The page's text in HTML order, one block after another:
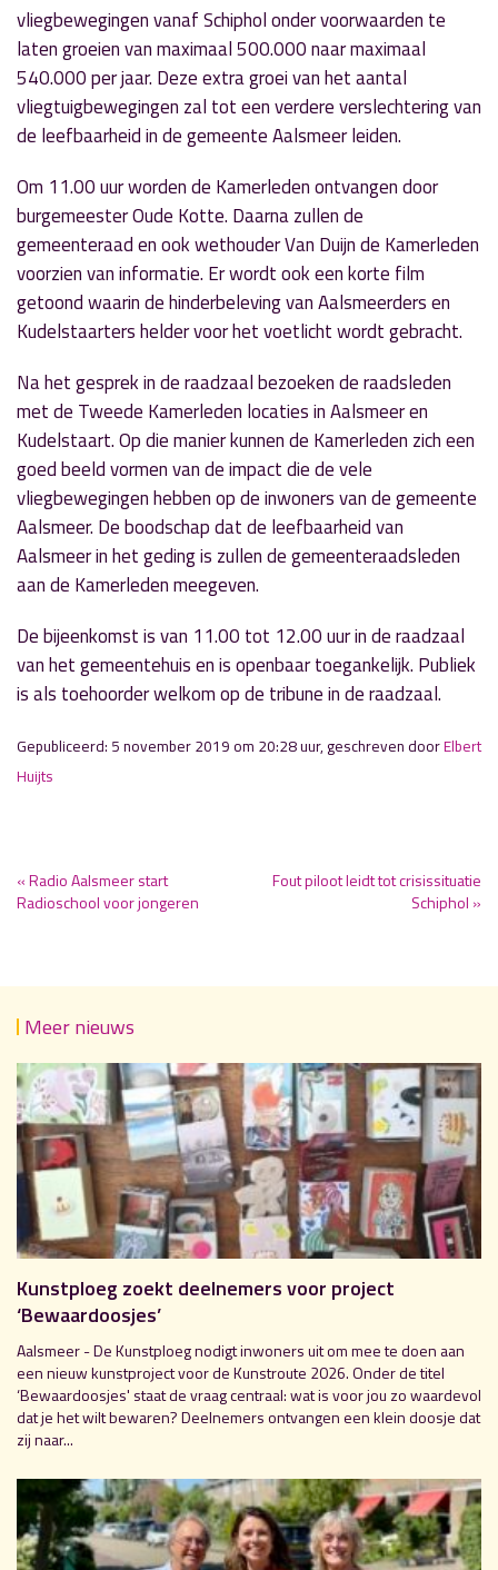
vliegbewegingen vanaf Schiphol onder voorwaarden te
laten groeien van maximaal 500.000 naar maximaal
540.000 per jaar. Deze extra groei van het aantal
vliegtuigbewegingen zal tot een verdere verslechtering van
de leefbaarheid in de gemeente Aalsmeer leiden.
Om 11.00 uur worden de Kamerleden ontvangen door
burgemeester Oude Kotte. Daarna zullen de
gemeenteraad en ook wethouder Van Duijn de Kamerleden
voorzien van informatie. Er wordt ook een korte film
getoond waarin de hinderbeleving van Aalsmeerders en
Kudelstaarters helder voor het voetlicht wordt gebracht.
Na het gesprek in de raadzaal bezoeken de raadsleden
met de Tweede Kamerleden locaties in Aalsmeer en
Kudelstaart. Op die manier kunnen de Kamerleden zich een
goed beeld vormen van de impact die de vele
vliegbewegingen hebben op de inwoners van de gemeente
Aalsmeer. De boodschap dat de leefbaarheid van
Aalsmeer in het geding is zullen de gemeenteraadsleden
aan de Kamerleden meegeven.
De bijeenkomst is van 11.00 tot 12.00 uur in de raadzaal
van het gemeentehuis en is openbaar toegankelijk. Publiek
is als toehoorder welkom op de tribune in de raadzaal.
Gepubliceerd: 5 november 2019 om 20:28 uur, geschreven doorElbert
Huijts
« Radio Aalsmeer start
Radioschool voor jongeren
Fout piloot leidt tot crisissituatie
Schiphol »
Meer nieuws
Kunstploeg zoekt deelnemers voor project
‘Bewaardoosjes’
Aalsmeer - De Kunstploeg nodigt inwoners uit om mee te doen aan
een nieuw kunstproject voor de Kunstroute 2026. Onder de titel
‘Bewaardoosjes' staat de vraag centraal: wat is voor jou zo waardevol
dat je het wilt bewaren? Deelnemers ontvangen een klein doosje dat
zij naar...